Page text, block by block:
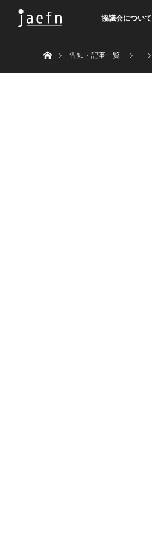
協議会について
告知・記事一覧